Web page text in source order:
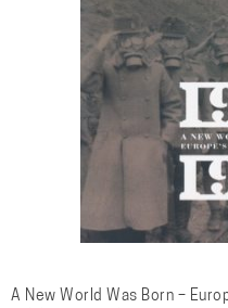
A New World Was Born –